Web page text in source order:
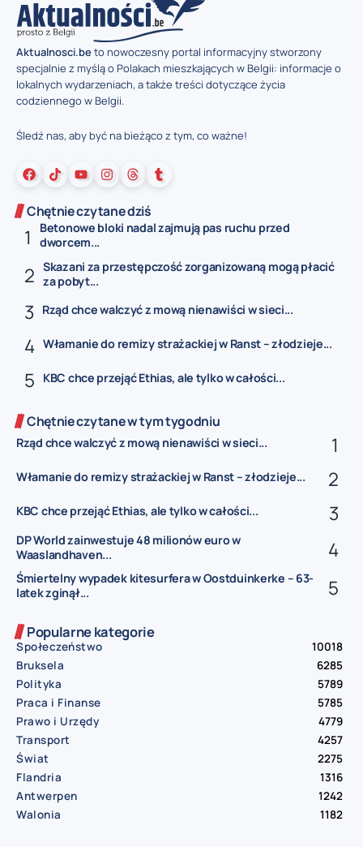
Aktualnosci.beto nowoczesny portal informacyjny stworzony
specjalnie z myślą o Polakach mieszkających w Belgii: informacje o
lokalnych wydarzeniach, a także treści dotyczące życia
codziennego w Belgii.
Śledź nas, aby być na bieżąco z tym, co ważne!
Chętnie czytane dziś
Betonowe bloki nadal zajmują pas ruchu przed
dworcem...
Skazani za przestępczość zorganizowaną mogą płacić
za pobyt...
Rząd chce walczyć z mową nienawiści w sieci...
Włamanie do remizy strażackiej w Ranst – złodzieje...
KBC chce przejąć Ethias, ale tylko w całości...
Chętnie czytane w tym tygodniu
Rząd chce walczyć z mową nienawiści w sieci...
Włamanie do remizy strażackiej w Ranst – złodzieje...
KBC chce przejąć Ethias, ale tylko w całości...
DP World zainwestuje 48 milionów euro w
Waaslandhaven...
Śmiertelny wypadek kitesurfera w Oostduinkerke – 63-
latek zginął...
Popularne kategorie
Społeczeństwo
10018
Bruksela
6285
Polityka
5789
Praca i Finanse
5785
Prawo i Urzędy
4779
Transport
4257
Świat
2275
Flandria
1316
Antwerpen
1242
Walonia
1182